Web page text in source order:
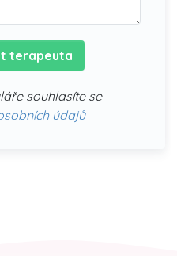
terapeuta
souhlasíte se
údajů